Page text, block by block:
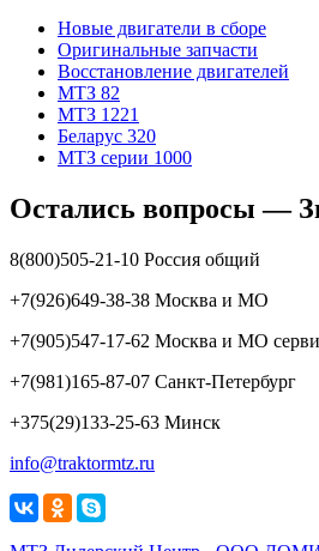
Новые двигатели в сборе
Оригинальные запчасти
Восстановление двигателей
МТЗ 82
МТЗ 1221
Беларус 320
МТЗ серии 1000
Остались вопросы —
8(800)505-21-10 Россия общий
+7(926)649-38-38 Москва и МО
+7(905)547-17-62 Москва и МО
+7(981)165-87-07 Санкт-Петербург
+375(29)133-25-63 Минск
info@traktormtz.ru